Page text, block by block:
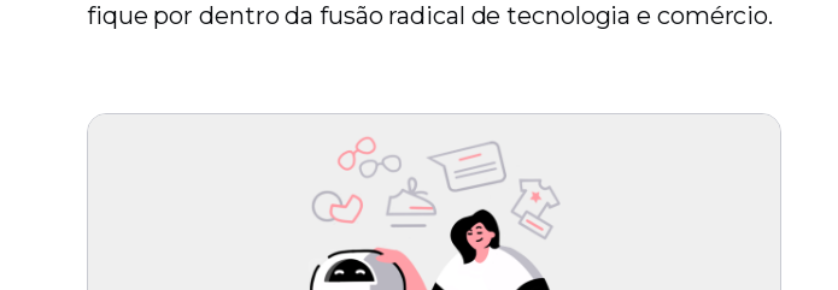
fique por dentro da fusão radical de tecnologia e comércio.